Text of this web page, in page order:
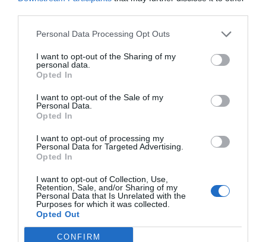
Personal Data Processing Opt Outs
I want to opt-out of the Sharing of my
personal data.
Opted In
I want to opt-out of the Sale of my
Personal Data.
Opted In
I want to opt-out of processing my
Personal Data for Targeted Advertising.
Opted In
I want to opt-out of Collection, Use,
Retention, Sale, and/or Sharing of my
Personal Data that Is Unrelated with the
Purposes for which it was collected.
Opted Out
CONFIRM